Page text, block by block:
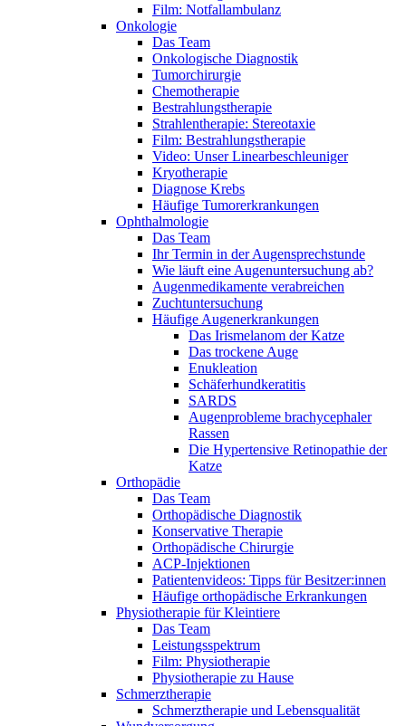
Film: Notfallambulanz
Onkologie
Das Team
Onkologische Diagnostik
Tumorchirurgie
Chemotherapie
Bestrahlungstherapie
Strahlentherapie: Stereotaxie
Film: Bestrahlungstherapie
Video: Unser Linearbeschleuniger
Kryotherapie
Diagnose Krebs
Häufige Tumorerkrankungen
Ophthalmologie
Das Team
Ihr Termin in der Augensprechstunde
Wie läuft eine Augenuntersuchung ab?
Augenmedikamente verabreichen
Zuchtuntersuchung
Häufige Augenerkrankungen
Das Irismelanom der Katze
Das trockene Auge
Enukleation
Schäferhundkeratitis
SARDS
Augenprobleme brachycephaler
Rassen
Die Hypertensive Retinopathie der
Katze
Orthopädie
Das Team
Orthopädische Diagnostik
Konservative Therapie
Orthopädische Chirurgie
ACP-Injektionen
Patientenvideos: Tipps für Besitzer:innen
Häufige orthopädische Erkrankungen
Physiotherapie für Kleintiere
Das Team
Leistungsspektrum
Film: Physiotherapie
Physiotherapie zu Hause
Schmerztherapie
Schmerztherapie und Lebensqualität